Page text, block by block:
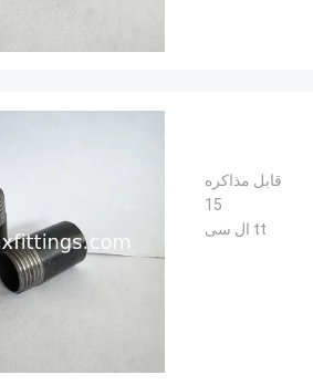
قابل مذاکره
15
tt ال سی